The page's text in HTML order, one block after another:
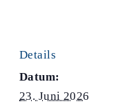
Details
Datum:
23. Juni 2026